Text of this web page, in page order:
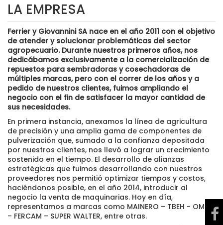
LA EMPRESA
Ferrier y Giovannini SA nace en el año 2011 con el objetivo
de atender y solucionar problemáticas del sector
agropecuario. Durante nuestros primeros años, nos
dedicábamos exclusivamente a la comercialización de
repuestos para sembradoras y cosechadoras de
múltiples marcas, pero con el correr de los años y a
pedido de nuestros clientes, fuimos ampliando el
negocio con el fin de satisfacer la mayor cantidad de
sus necesidades.
En primera instancia, anexamos la línea de agricultura
de precisión y una amplia gama de componentes de
pulverización que, sumado a la confianza depositada
por nuestros clientes, nos llevó a lograr un crecimiento
sostenido en el tiempo. El desarrollo de alianzas
estratégicas que fuimos desarrollando con nuestros
proveedores nos permitió optimizar tiempos y costos,
haciéndonos posible, en el año 2014, introducir al
negocio la venta de maquinarias. Hoy en día,
representamos a marcas como MAINERO – TBEH - OMBU
– FERCAM – SUPER WALTER, entre otras.